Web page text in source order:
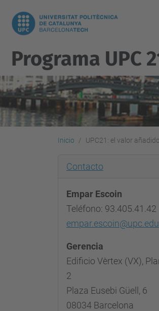
Programa UPC
Inicio UPC21: el valor añadido
Contacto
Empar Escoin
Teléfono: 93.405.41.42
empar.escoin@upc.edu
Gerencia
Edificio Vèrtex (VX),
2
Plaza Eusebi Güell, 6
08034 Barcelona